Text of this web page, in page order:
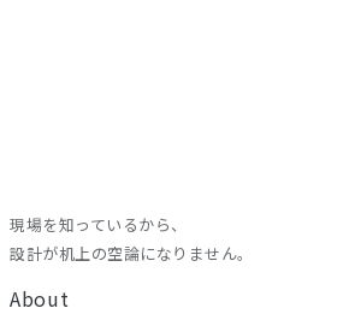
現場を知っているから、
設計が机上の空論になりません。
About